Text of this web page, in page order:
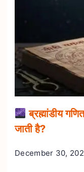
ब्रह्मांडीय
जाती है?
December 30,